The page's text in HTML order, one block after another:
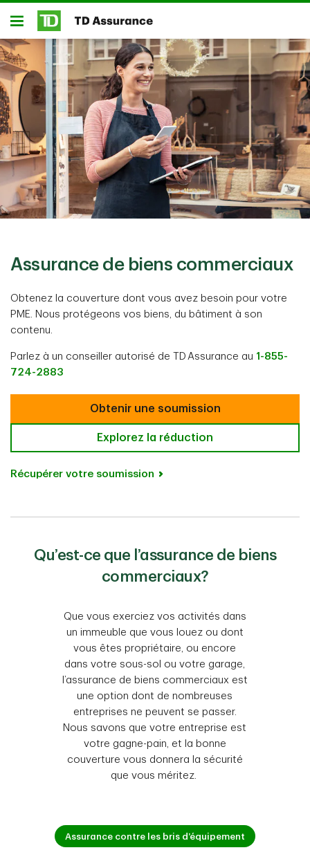
Passer au contenu principal
Ouvert
Assurance de biens commerciaux
Obtenez la couverture dont vous avez besoin pour votre
PME. Nous protégeons vos biens, du bâtiment à son
contenu.
Parlez à un conseiller autorisé de TD Assurance au 1-855-
724-2883
Obtenir une soumission
Explorez la réduction
Récupérer votre soumission
Qu’est-ce que l’assurance de biens
commerciaux?
Que vous exerciez vos activités dans
un immeuble que vous louez ou dont
vous êtes propriétaire, ou encore
dans votre sous-sol ou votre garage,
l’assurance de biens commerciaux est
une option dont de nombreuses
entreprises ne peuvent se passer.
Nous savons que votre entreprise est
votre gagne-pain, et la bonne
couverture vous donnera la sécurité
que vous méritez.
Assurance contre les bris d’équipement 1 de 4